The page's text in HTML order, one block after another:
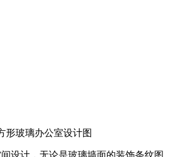
形玻璃办公室设计图
设计，无论是玻璃墙面的装饰条纹图